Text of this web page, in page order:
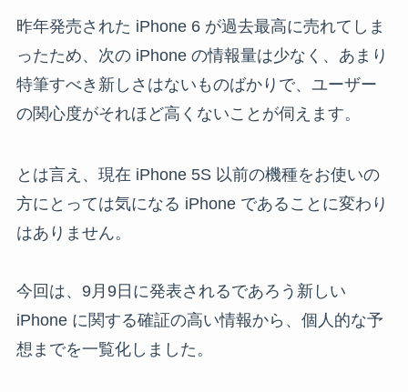
昨年発売された iPhone 6 が過去最高に売れてしま
ったため、次の iPhone の情報量は少なく、あまり
特筆すべき新しさはないものばかりで、ユーザー
の関心度がそれほど高くないことが伺えます。
とは言え、現在 iPhone 5S 以前の機種をお使いの
方にとっては気になる iPhone であることに変わり
はありません。
今回は、9月9日に発表されるであろう新しい
iPhone に関する確証の高い情報から、個人的な予
想までを一覧化しました。